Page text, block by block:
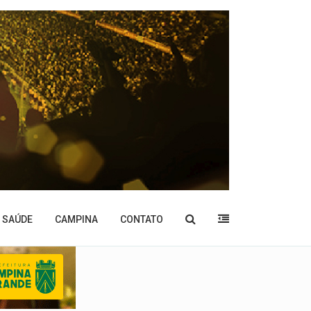
SAÚDE CAMPINA CONTATO